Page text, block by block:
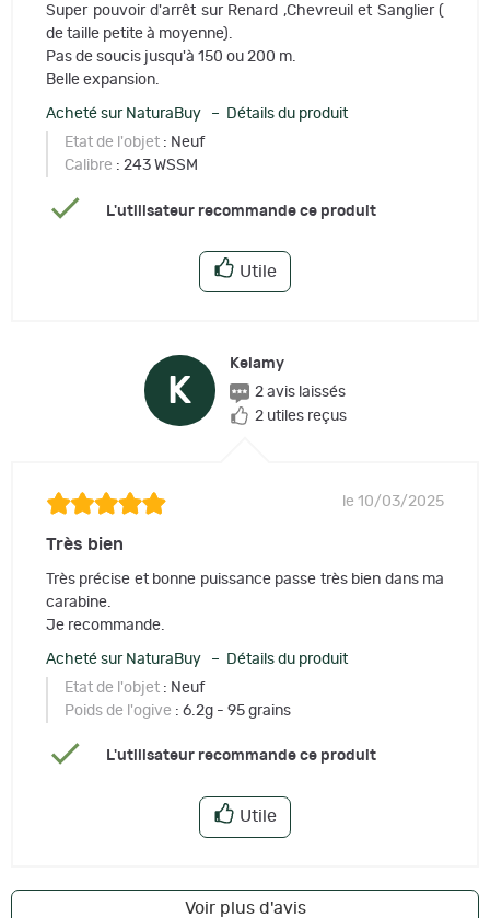
Super pouvoir d'arrêt sur Renard ,Chevreuil et Sanglier (
de taille petite à moyenne).
Pas de soucis jusqu'à 150 ou 200 m.
Belle expansion.
Acheté sur NaturaBuy – Détails du produit
Etat de l'objet : Neuf
Calibre : 243 WSSM
L'utilisateur recommande ce produit
Utile
K
Kelamy
2 avis laissés
2 utiles reçus
le 10/03/2025
Très bien
Très précise et bonne puissance passe très bien dans ma
carabine.
Je recommande.
Acheté sur NaturaBuy – Détails du produit
Etat de l'objet : Neuf
Poids de l'ogive : 6.2g - 95 grains
L'utilisateur recommande ce produit
Utile
Voir plus d'avis